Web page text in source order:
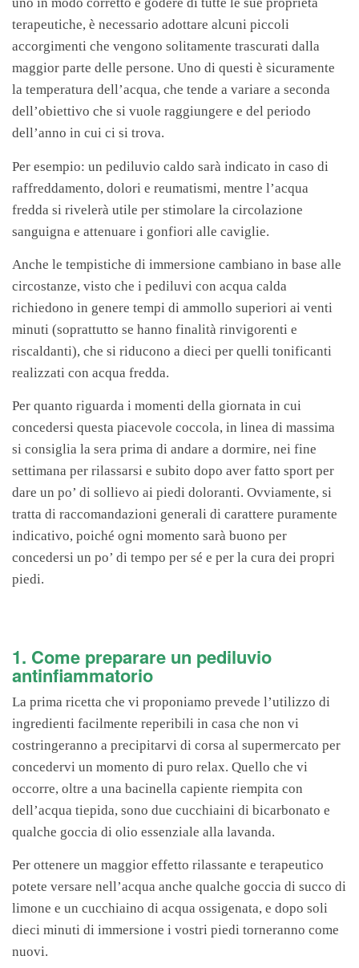
terapeutiche, è necessario adottare alcuni piccoli
accorgimenti che vengono solitamente trascurati dalla
maggior parte delle persone. Uno di questi è sicuramente
la temperatura dell’acqua, che tende a variare a seconda
dell’obiettivo che si vuole raggiungere e del periodo
dell’anno in cui ci si trova.
Per esempio: un pediluvio caldo sarà indicato in caso di
raffreddamento, dolori e reumatismi, mentre l’acqua
fredda si rivelerà utile per stimolare la circolazione
sanguigna e attenuare i gonfiori alle caviglie.
Anche le tempistiche di immersione cambiano in base alle
circostanze, visto che i pediluvi con acqua calda
richiedono in genere tempi di ammollo superiori ai venti
minuti (soprattutto se hanno finalità rinvigorenti e
riscaldanti), che si riducono a dieci per quelli tonificanti
realizzati con acqua fredda.
Per quanto riguarda i momenti della giornata in cui
concedersi questa piacevole coccola, in linea di massima
si consiglia la sera prima di andare a dormire, nei fine
settimana per rilassarsi e subito dopo aver fatto sport per
dare un po’ di sollievo ai piedi doloranti. Ovviamente, si
tratta di raccomandazioni generali di carattere puramente
indicativo, poiché ogni momento sarà buono per
concedersi un po’ di tempo per sé e per la cura dei propri
piedi.
1. Come preparare un pediluvio
antinfiammatorio
La prima ricetta che vi proponiamo prevede l’utilizzo di
ingredienti facilmente reperibili in casa che non vi
costringeranno a precipitarvi di corsa al supermercato per
concedervi un momento di puro relax. Quello che vi
occorre, oltre a una bacinella capiente riempita con
dell’acqua tiepida, sono due cucchiaini di bicarbonato e
qualche goccia di olio essenziale alla lavanda.
Per ottenere un maggior effetto rilassante e terapeutico
potete versare nell’acqua anche qualche goccia di succo di
limone e un cucchiaino di acqua ossigenata, e dopo soli
dieci minuti di immersione i vostri piedi torneranno come
nuovi.